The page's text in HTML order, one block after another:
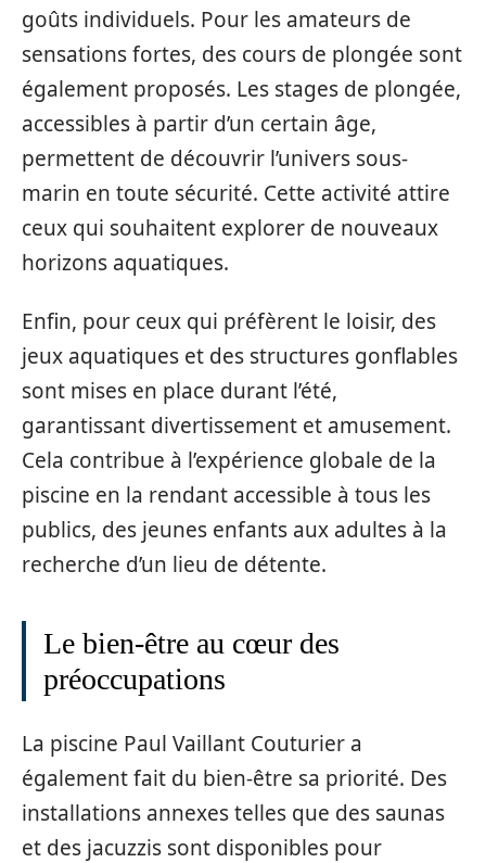
goûts individuels. Pour les amateurs de
sensations fortes, des cours de plongée sont
également proposés. Les stages de plongée,
accessibles à partir d’un certain âge,
permettent de découvrir l’univers sous-
marin en toute sécurité. Cette activité attire
ceux qui souhaitent explorer de nouveaux
horizons aquatiques.
Enfin, pour ceux qui préfèrent le loisir, des
jeux aquatiques et des structures gonflables
sont mises en place durant l’été,
garantissant divertissement et amusement.
Cela contribue à l’expérience globale de la
piscine en la rendant accessible à tous les
publics, des jeunes enfants aux adultes à la
recherche d’un lieu de détente.
Le bien-être au cœur des
préoccupations
La piscine Paul Vaillant Couturier a
également fait du bien-être sa priorité. Des
installations annexes telles que des saunas
et des jacuzzis sont disponibles pour